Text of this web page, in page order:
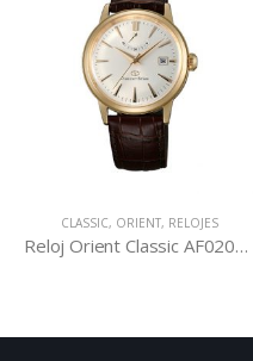
CLASSIC, ORIENT, RELOJES
Reloj Orient Classic AF02001S